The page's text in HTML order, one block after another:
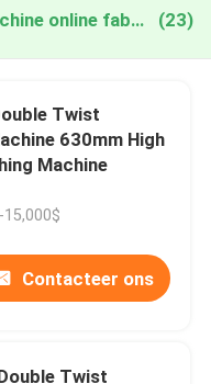
double twist stranding machine online fabricage (23)
Twist
630mm High
Machine
15,000$
Contacteer ons
Twist